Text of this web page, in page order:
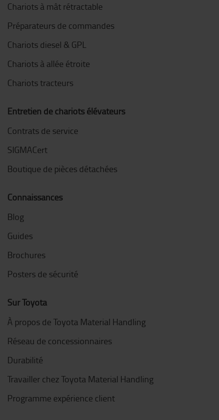
Chariots à mât rétractable
Préparateurs de commandes
Chariots diesel & GPL
Chariots à allée étroite
Chariots tracteurs
Entretien de chariots élévateurs
Contrats de service
SIGMACert
Boutique de pièces détachées
Connaissances
Blog
Guides
Brochures
Posters de sécurité
Sur Toyota
À propos de Toyota Material Handling
Réseau de concessionnaires
Durabilité
Travailler chez Toyota Material Handling
Programme expérience client